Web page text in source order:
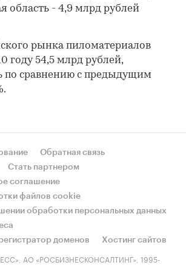
область - 4,9 млрд рублей
рынка пиломатериалов
году 54,5 млрд рублей,
по сравнению с предыдущим
Обратная связь
Стать партнером
соглашение
файлов cookie
обработки персональных данных
доменов
Хостинг сайтов
АО «РОСБИЗНЕСКОНСАЛТИНГ», 1995-